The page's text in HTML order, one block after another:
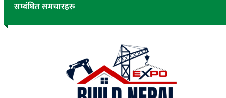
सम्बंधित समचारहरु